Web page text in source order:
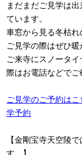
まだまだご見学は
ています。
車窓から見る冬枯れ
ご見学の際はぜひ暖
ご来寺にスノータ
際はお電話などでご
ご見学のご予約は
学予約
【金剛宝寺天空陵